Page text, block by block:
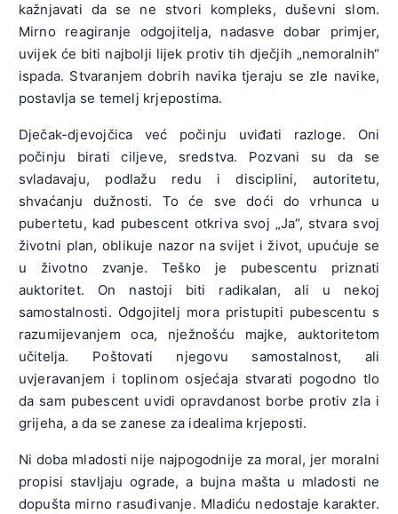
kažnjavati da se ne stvori kompleks, duševni slom.
Mirno reagiranje odgojitelja, nadasve dobar primjer,
uvijek će biti najbolji lijek protiv tih dječjih „nemoralnih“
ispada. Stvaranjem dobrih navika tjeraju se zle navike,
postavlja se temelj krjepostima.
Dječak-djevojčica već počinju uviđati razloge. Oni
počinju birati ciljeve, sredstva. Pozvani su da se
svladavaju, podlažu redu i disciplini, autoritetu,
shvaćanju dužnosti. To će sve doći do vrhunca u
pubertetu, kad pubescent otkriva svoj „Ja“, stvara svoj
životni plan, oblikuje nazor na svijet i život, upućuje se
u životno zvanje. Teško je pubescentu priznati
auktoritet. On nastoji biti radikalan, ali u nekoj
samostalnosti. Odgojitelj mora pristupiti pubescentu s
razumijevanjem oca, nježnošću majke, auktoritetom
učitelja. Poštovati njegovu samostalnost, ali
uvjeravanjem i toplinom osjećaja stvarati pogodno tlo
da sam pubescent uvidi opravdanost borbe protiv zla i
grijeha, a da se zanese za idealima krjeposti.
Ni doba mladosti nije najpogodnije za moral, jer moralni
propisi stavljaju ograde, a bujna mašta u mladosti ne
dopušta mirno rasuđivanje. Mladiću nedostaje karakter.